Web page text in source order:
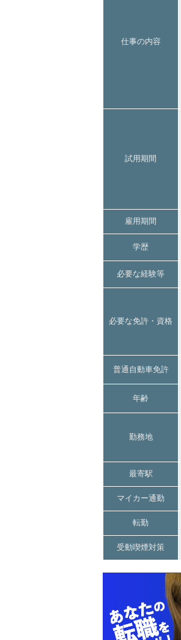
仕事の内容
試用期間
雇用期間
学歴
必要な経験等
必要な免許・資格
普通自動車免許
年齢
勤務地
最寄駅
マイカー通勤
転勤
受動喫煙対策